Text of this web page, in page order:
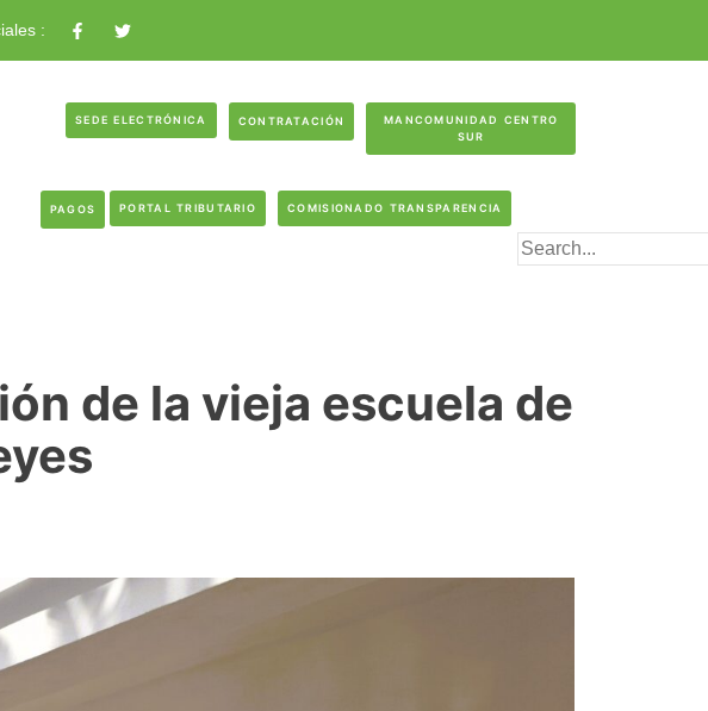
:
SEDE ELECTRÓNICA CONTRATACIÓN
MANCOMUNIDAD CENTRO
SUR
PAGOS PORTAL TRIBUTARIO COMISIONADO TRANSPARENCIA
de la vieja escuela de